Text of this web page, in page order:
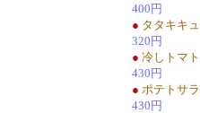
400円
● タタキキ
320円
● 冷しトマト
430円
● ポテトサ
430円